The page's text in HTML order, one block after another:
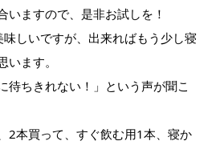
いますので、是非お試しを！
しいですが、出来ればもう少し寝
ます。
待ちきれない！」という声が聞こ
2本買って、すぐ飲む用1本、寝か